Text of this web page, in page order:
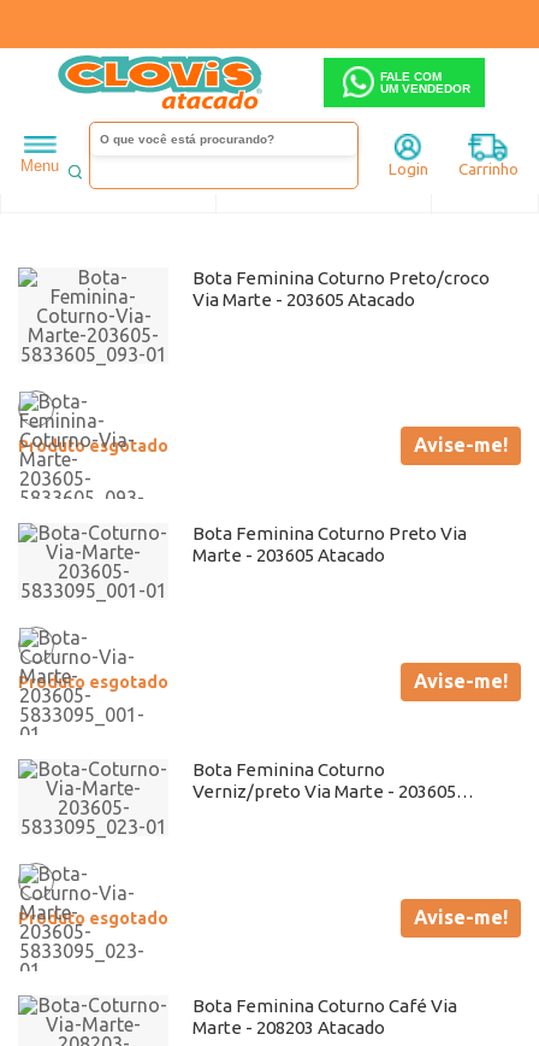
FALE COM
UM VENDEDOR
Menu Login Carrinho
Feminino Via Marte Coturno
Ordenar Filtrar
Bota Feminina Coturno Preto/croco
Via Marte - 203605 Atacado
Produto esgotado Avise-me!
Bota Feminina Coturno Preto Via
Marte - 203605 Atacado
Produto esgotado Avise-me!
Bota Feminina Coturno
Verniz/preto Via Marte - 203605
Produto esgotado Avise-me!
Bota Feminina Coturno Café Via
Marte - 208203 Atacado